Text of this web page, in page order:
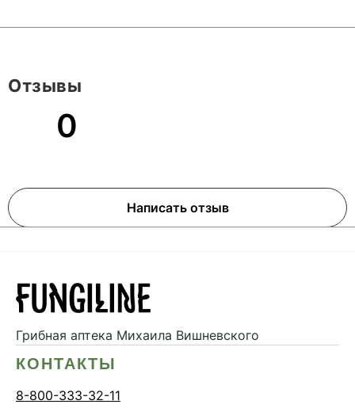
0
Написать отзыв
Отзывы
Грибная аптека Михаила Вишневского
КОНТАКТЫ
8-800-333-32-11